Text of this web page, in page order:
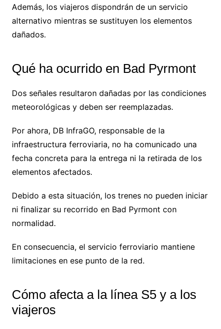
Además, los viajeros dispondrán de un servicio
alternativo mientras se sustituyen los elementos
dañados.
Qué ha ocurrido en Bad Pyrmont
Dos señales resultaron dañadas por las condiciones
meteorológicas y deben ser reemplazadas.
Por ahora, DB InfraGO, responsable de la
infraestructura ferroviaria, no ha comunicado una
fecha concreta para la entrega ni la retirada de los
elementos afectados.
Debido a esta situación, los trenes no pueden iniciar
ni finalizar su recorrido en Bad Pyrmont con
normalidad.
En consecuencia, el servicio ferroviario mantiene
limitaciones en ese punto de la red.
Cómo afecta a la línea S5 y a los
viajeros